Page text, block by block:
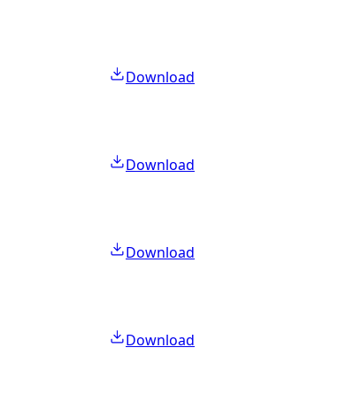
Download
Download
Download
Download